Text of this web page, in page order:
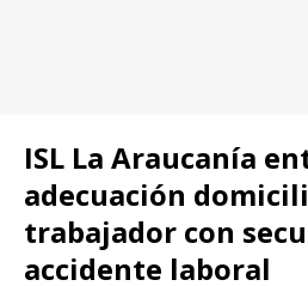
ISL La Araucanía
adecuación
trabajador con
accidente laboral